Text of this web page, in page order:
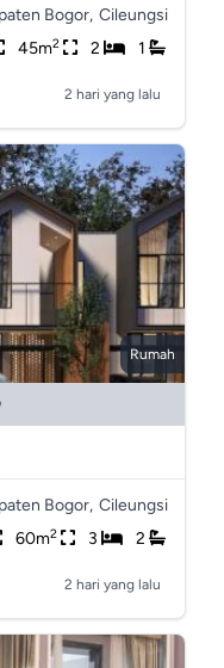
Bogor, Cileungsi
45m2 2 1
2 hari yang lalu
Rumah
Bogor, Cileungsi
60m2 3 2
2 hari yang lalu